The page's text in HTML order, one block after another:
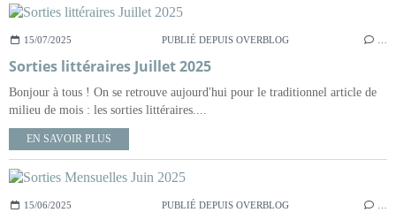
15/07/2025 PUBLIÉ DEPUIS OVERBLOG
Sorties littéraires Juillet 2025
Bonjour à tous ! On se retrouve aujourd'hui pour le traditionnel article de
milieu de mois : les sorties littéraires....
EN SAVOIR PLUS
15/06/2025 PUBLIÉ DEPUIS OVERBLOG